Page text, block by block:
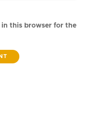
in this browser for the